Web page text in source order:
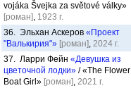
vojáka Švejka za světové války»
[роман], 1923 г.
36. Эльхан Аскеров «Проект
"Валькирия"» [роман], 2024 г.
37. Ларри Фейн «Девушка из
цветочной лодки» / «The Flower
Boat Girl» [роман], 2021 г.